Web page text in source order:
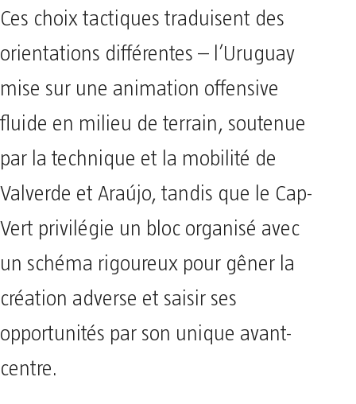
Ces choix tactiques traduisent des
orientations différentes – l’Uruguay
mise sur une animation offensive
fluide en milieu de terrain, soutenue
par la technique et la mobilité de
Valverde et Araújo, tandis que le Cap-
Vert privilégie un bloc organisé avec
un schéma rigoureux pour gêner la
création adverse et saisir ses
opportunités par son unique avant-
centre.